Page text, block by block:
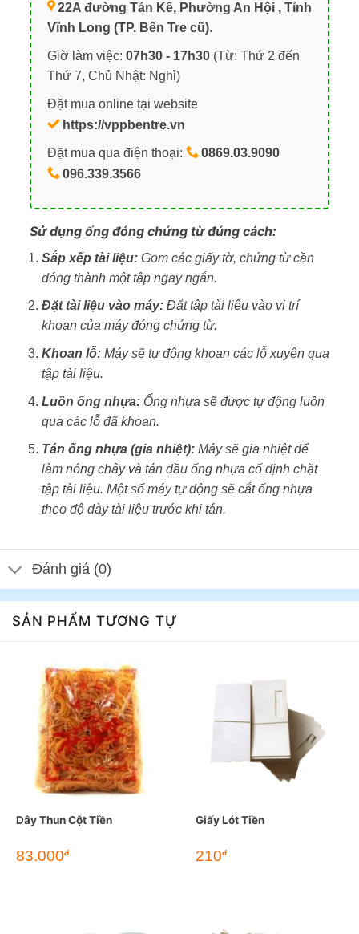
22A đường Tán Kế, Phường An Hội , Tỉnh
Vĩnh Long (TP. Bến Tre cũ).
Giờ làm việc: 07h30 - 17h30(Từ: Thứ 2 đến
Thứ 7, Chủ Nhật: Nghỉ)
Đặt mua online tại website
https://vppbentre.vn
Đặt mua qua điện thoại:
0869.03.9090
096.339.3566
Sử dụng ống đóng chứng từ đúng cách:
Sắp xếp tài liệu:Gom các giấy tờ, chứng từ cần
đóng thành một tập ngay ngắn.
Đặt tài liệu vào máy:Đặt tập tài liệu vào vị trí
khoan của máy đóng chứng từ.
Khoan lỗ:Máy sẽ tự động khoan các lỗ xuyên qua
tập tài liệu.
Luồn ống nhựa:Ống nhựa sẽ được tự động luồn
qua các lỗ đã khoan.
Tán ống nhựa (gia nhiệt):Máy sẽ gia nhiệt để
làm nóng chảy và tán đầu ống nhựa cố định chặt
tập tài liệu. Một số máy tự động sẽ cắt ống nhựa
theo độ dày tài liệu trước khi tán.
Đánh giá (0)
SẢN PHẨM TƯƠNG TỰ
Dây Thun Cột Tiền
83.000đ
Giấy Lót Tiền
210đ